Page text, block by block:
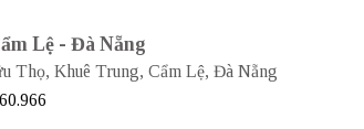
Lệ - Đà Nẵng
Thọ, Khuê Trung, Cẩm Lệ, Đà Nẵng